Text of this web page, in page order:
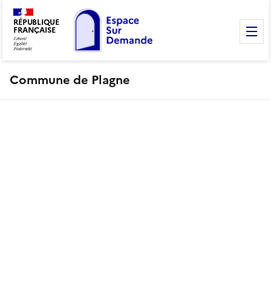
RÉPUBLIQUE
FRANÇAISE
Commune de Plagne